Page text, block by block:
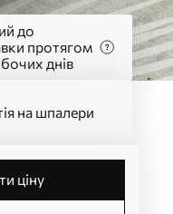
до
протягом
днів
на шпалери
ціну